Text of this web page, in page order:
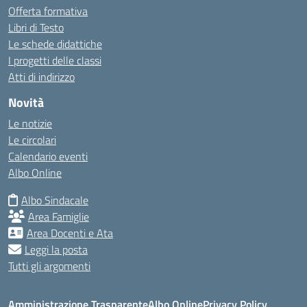
Offerta formativa
Libri di Testo
Le schede didattiche
I progetti delle classi
Atti di indirizzo
Novità
Le notizie
Le circolari
Calendario eventi
Albo Online
Albo Sindacale
Area Famiglie
Area Docenti e Ata
Leggi la posta
Tutti gli argomenti